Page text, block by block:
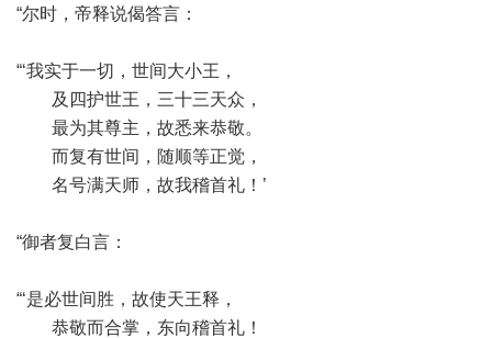
“尔时，帝释说偈答言：
“‘我实于一切，世间大小王，
及四护世王，三十三天众，
最为其尊主，故悉来恭敬。
而复有世间，随顺等正觉，
名号满天师，故我稽首礼！’
“御者复白言：
“‘是必世间胜，故使天王释，
恭敬而合掌，东向稽首礼！